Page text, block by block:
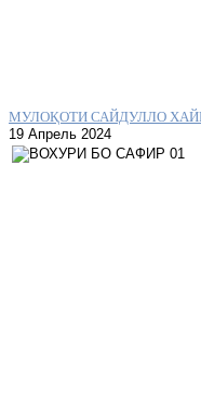
МУЛОҚОТИ САЙДУЛЛО
19 Апрель 2024